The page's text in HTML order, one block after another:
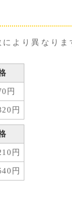
より異なりま
円
円
円
円